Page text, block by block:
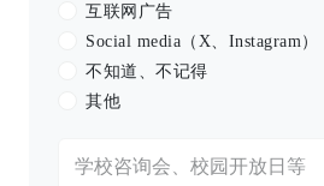
互联网广告
Social media（X、Instagram）
不知道、不记得
其他